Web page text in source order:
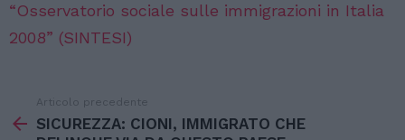
“Osservatorio sociale sulle immigrazioni in Italia
2008” (SINTESI)
di
Articolo precedente
SICUREZZA: CIONI, IMMIGRATO CHE